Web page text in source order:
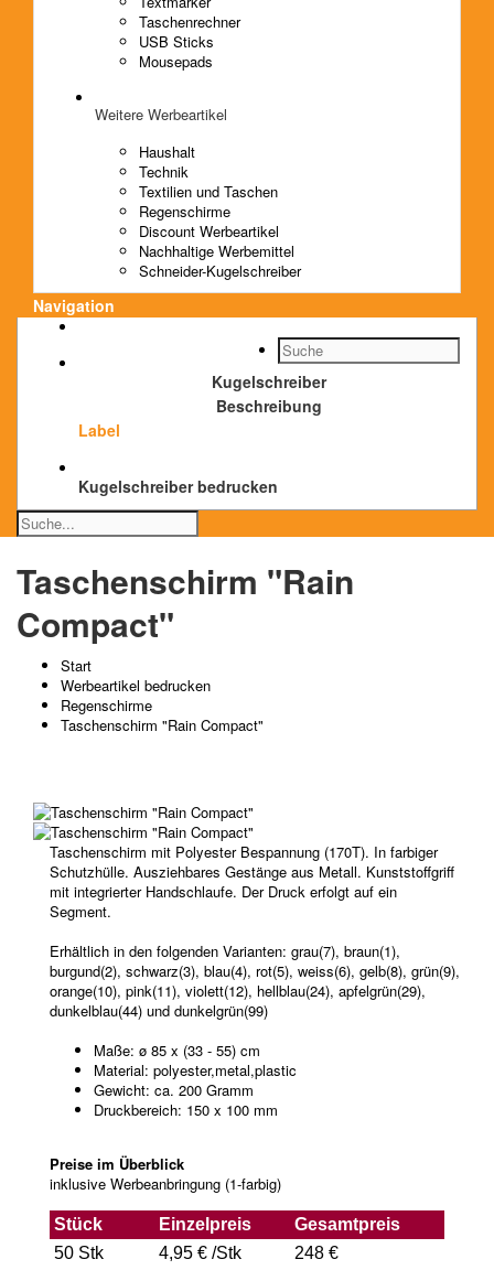
Taschenrechner
USB Sticks
Mousepads
Weitere Werbeartikel
Haushalt
Technik
Textilien und Taschen
Regenschirme
Discount Werbeartikel
Nachhaltige Werbemittel
Schneider-Kugelschreiber
Navigation
Kugelschreiber
Beschreibung
Label
Kugelschreiber bedrucken
Taschenschirm "Rain
Compact"
Start
Werbeartikel bedrucken
Regenschirme
Taschenschirm "Rain Compact"
Taschenschirm mit Polyester Bespannung (170T). In farbiger
Schutzhülle. Ausziehbares Gestänge aus Metall. Kunststoffgriff
mit integrierter Handschlaufe. Der Druck erfolgt auf ein
Segment.
Erhältlich in den folgenden Varianten: grau(7), braun(1),
burgund(2), schwarz(3), blau(4), rot(5), weiss(6), gelb(8), grün(9),
orange(10), pink(11), violett(12), hellblau(24), apfelgrün(29),
dunkelblau(44) und dunkelgrün(99)
Maße: ø 85 x (33 - 55) cm
Material: polyester,metal,plastic
Gewicht: ca. 200 Gramm
Druckbereich: 150 x 100 mm
Preise im Überblick
inklusive Werbeanbringung (1-farbig)
Stück Einzelpreis
Gesamtpreis
50 Stk
4,95 € /Stk
248 €